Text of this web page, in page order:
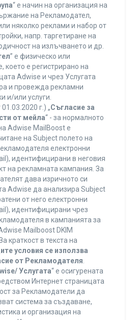
“ е начин на организация на
на Рекламодател,
няколко реклами и набор от
напр. таргетиране на
на излъчването и др.
” е физическо или
което е регистрирано на
Adwise и чрез Услугата
и провежда рекламни
и/или услуги.
г.) „Съгласие за
от мейла“ - за нормалното
Adwise MailBoost е
на Subject полето на
електронни
идентифицирани в неговия
на рекламната кампания. За
дава изричното си
Adwise да анализира Subject
от него електронни
идентифицирани чрез
в кампанията за
Mailboost DKIM
краткост в текста на
условия се използва
от Рекламодателя.
Услугата“ е осигурената
Интернет страницата
за Рекламодатели да
система за създаване,
и организация на